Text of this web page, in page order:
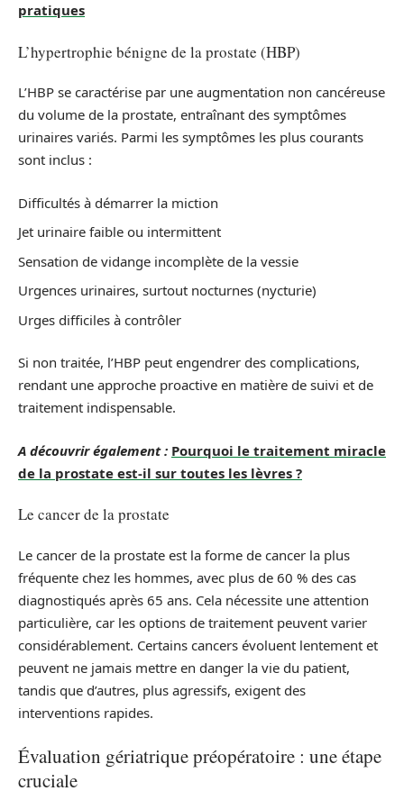
pratiques
L’hypertrophie bénigne de la prostate (HBP)
L’HBP se caractérise par une augmentation non cancéreuse
du volume de la prostate, entraînant des symptômes
urinaires variés. Parmi les symptômes les plus courants
sont inclus :
Difficultés à démarrer la miction
Jet urinaire faible ou intermittent
Sensation de vidange incomplète de la vessie
Urgences urinaires, surtout nocturnes (nycturie)
Urges difficiles à contrôler
Si non traitée, l’HBP peut engendrer des complications,
rendant une approche proactive en matière de suivi et de
traitement indispensable.
A découvrir également : Pourquoi le traitement miracle
de la prostate est-il sur toutes les lèvres ?
Le cancer de la prostate
Le cancer de la prostate est la forme de cancer la plus
fréquente chez les hommes, avec plus de 60 % des cas
diagnostiqués après 65 ans. Cela nécessite une attention
particulière, car les options de traitement peuvent varier
considérablement. Certains cancers évoluent lentement et
peuvent ne jamais mettre en danger la vie du patient,
tandis que d’autres, plus agressifs, exigent des
interventions rapides.
Évaluation gériatrique préopératoire : une étape
cruciale